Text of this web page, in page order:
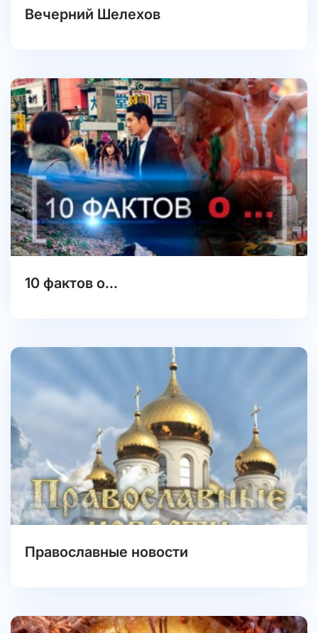
Вечерний Шелехов
10 фактов о...
Православные новости